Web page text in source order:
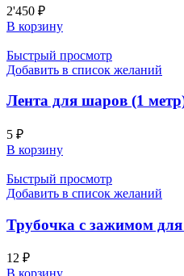
2'450 ₽
В корзину
Быстрый просмотр
Добавить в список желаний
Лента для шаров (1
5 ₽
В корзину
Быстрый просмотр
Добавить в список желаний
Трубочка с зажимом
12 ₽